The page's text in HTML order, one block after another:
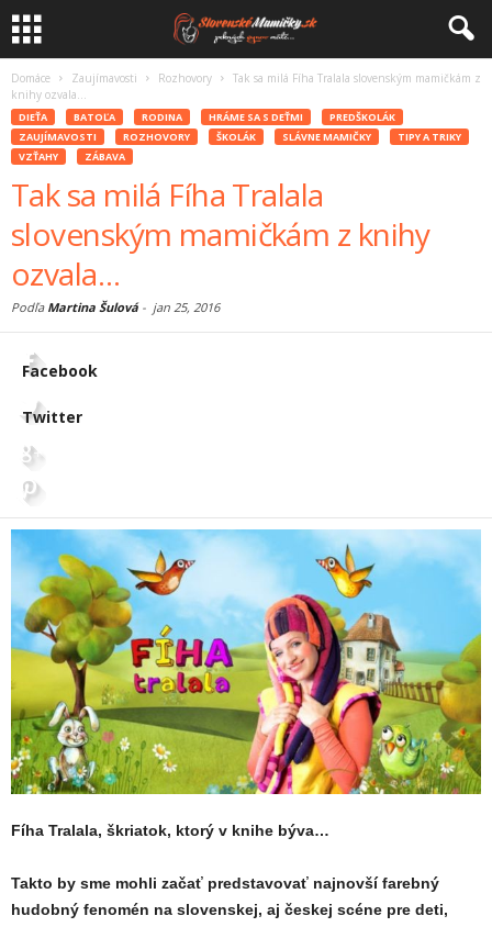
Domáce Zaujímavosti Rozhovory
Tak sa milá Fíha Tralala slovenským mamičkám z
knihy ozvala…
DIEŤA BATOĽA RODINA HRÁME SA S DEŤMI
PREDŠKOLÁK
ZAUJÍMAVOSTI
ROZHOVORY ŠKOLÁK SLÁVNE MAMIČKY
TIPY A TRIKY
VZŤAHY
ZÁBAVA
Tak sa milá Fíha Tralala
slovenským mamičkám z knihy
ozvala…
Podľa Martina Šulová- jan 25, 2016
Facebook
Twitter
Fíha Tralala, škriatok, ktorý v knihe býva…
Takto by sme mohli začať predstavovať najnovší farebný
hudobný fenomén na slovenskej, aj českej scéne pre deti,